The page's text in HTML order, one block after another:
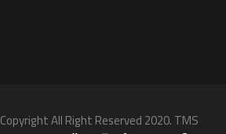
Copyright All Right Reserved 2020. TMS